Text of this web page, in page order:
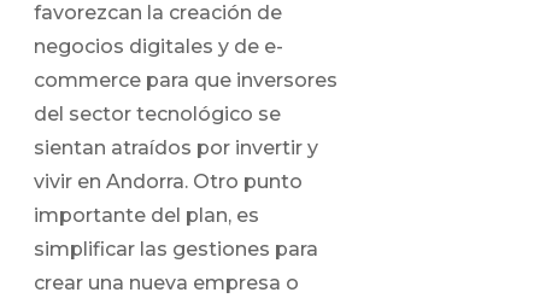
favorezcan la creación de
negocios digitales y de e-
commerce para que inversores
del sector tecnológico se
sientan atraídos por invertir y
vivir en Andorra. Otro punto
importante del plan, es
simplificar las gestiones para
crear una nueva empresa o